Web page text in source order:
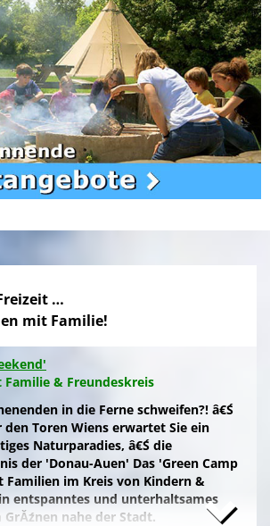
…
mit Familie!
& Freundeskreis
in die Ferne schweifen?! â€Ś
Toren Wiens erwartet Sie ein
Naturparadies, â€Ś die
der 'Donau-Auen' Das 'Green Camp
Familien im Kreis von Kindern &
entspanntes und unterhaltsames
nahe der Stadt.